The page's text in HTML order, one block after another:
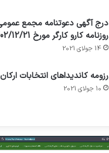
روزنامه کارو کارگر مورخ 1402/12/21
14 جولای 2021
رزومه کاندیداهای انتخابات ارکان
10 جولای 2021